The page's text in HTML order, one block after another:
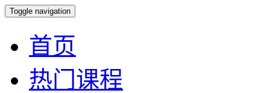
Toggle navigation
首页
热门课程